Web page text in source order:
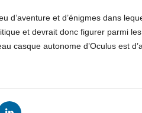
d’aventure et d’énigmes dans
et devrait donc figurer parmi
casque autonome d’Oculus est